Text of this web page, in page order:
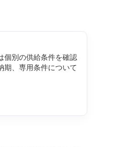
個別の供給条件を確認
期、専用条件について